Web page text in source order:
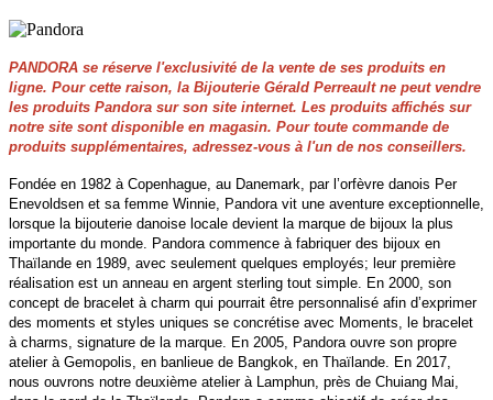
PANDORA se réserve l'exclusivité de la vente de ses produits en
ligne. Pour cette raison, la Bijouterie Gérald Perreault ne peut vendre
les produits Pandora sur son site internet. Les produits affichés sur
notre site sont disponible en magasin. Pour toute commande de
produits supplémentaires, adressez-vous à l'un de nos conseillers.
Fondée en 1982 à Copenhague, au Danemark, par l’orfèvre danois Per
Enevoldsen et sa femme Winnie, Pandora vit une aventure exceptionnelle,
lorsque la bijouterie danoise locale devient la marque de bijoux la plus
importante du monde. Pandora commence à fabriquer des bijoux en
Thaïlande en 1989, avec seulement quelques employés; leur première
réalisation est un anneau en argent sterling tout simple. En 2000, son
concept de bracelet à charm qui pourrait être personnalisé afin d’exprimer
des moments et styles uniques se concrétise avec Moments, le bracelet
à charms, signature de la marque. En 2005, Pandora ouvre son propre
atelier à Gemopolis, en banlieue de Bangkok, en Thaïlande. En 2017,
nous ouvrons notre deuxième atelier à Lamphun, près de Chuiang Mai,